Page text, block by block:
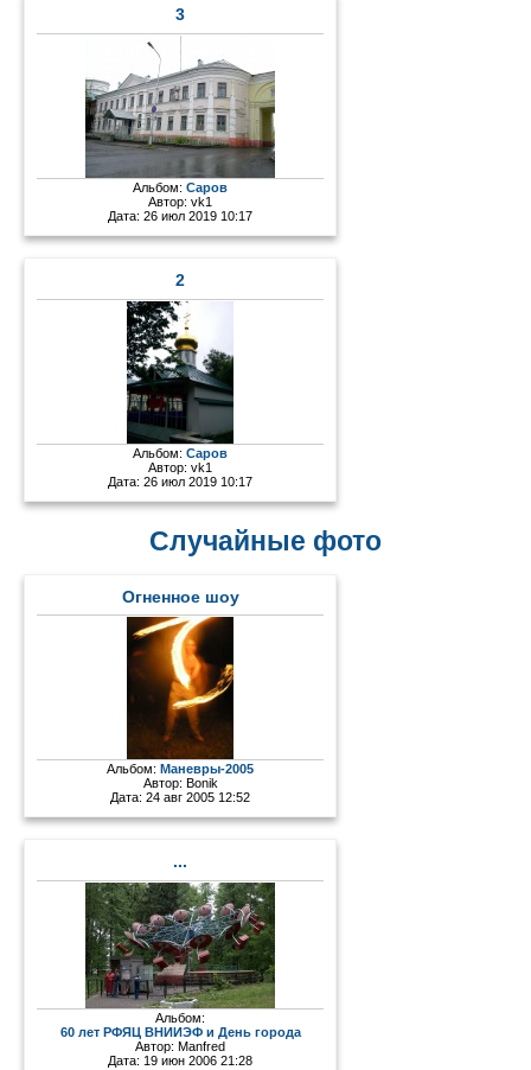
3
Альбом:Саров
Автор:vk1
Дата: 26 июл 2019 10:17
2
Альбом:Саров
Автор:vk1
Дата: 26 июл 2019 10:17
Случайные фото
Огненное шоу
Альбом: Маневры-2005
Автор: Bonik
Дата: 24 авг 2005 12:52
...
Альбом:
60 лет РФЯЦ ВНИИЭФ и День города
Автор:Manfred
Дата: 19 июн 2006 21:28